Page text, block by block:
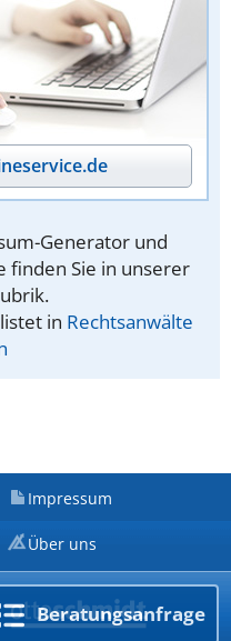
Generator und
finden Sie in unserer
in Rechtsanwälte
Beratungs­anfrage
Impressum
Über uns